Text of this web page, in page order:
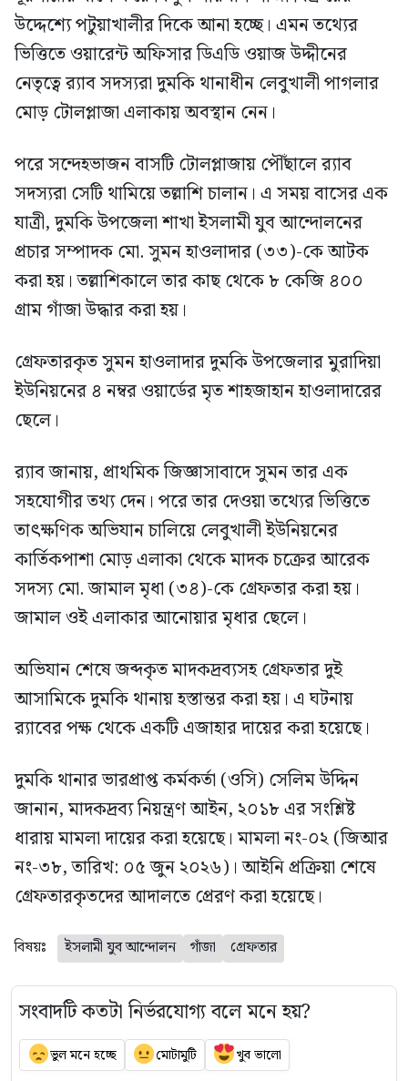
উদ্দেশ্যে পটুয়াখালীর দিকে আনা হচ্ছে। এমন তথ্যের
ভিত্তিতে ওয়ারেন্ট অফিসার ডিএডি ওয়াজ উদ্দীনের
নেতৃত্বে র‍্যাব সদস্যরা দুমকি থানাধীন লেবুখালী পাগলার
মোড় টোলপ্লাজা এলাকায় অবস্থান নেন।
পরে সন্দেহভাজন বাসটি টোলপ্লাজায় পৌঁছালে র‍্যাব
সদস্যরা সেটি থামিয়ে তল্লাশি চালান। এ সময় বাসের এক
যাত্রী, দুমকি উপজেলা শাখা ইসলামী যুব আন্দোলনের
প্রচার সম্পাদক মো. সুমন হাওলাদার (৩৩)-কে আটক
করা হয়। তল্লাশিকালে তার কাছ থেকে ৮ কেজি ৪০০
গ্রাম গাঁজা উদ্ধার করা হয়।
গ্রেফতারকৃত সুমন হাওলাদার দুমকি উপজেলার মুরাদিয়া
ইউনিয়নের ৪ নম্বর ওয়ার্ডের মৃত শাহজাহান হাওলাদারের
ছেলে।
র‍্যাব জানায়, প্রাথমিক জিজ্ঞাসাবাদে সুমন তার এক
সহযোগীর তথ্য দেন। পরে তার দেওয়া তথ্যের ভিত্তিতে
তাৎক্ষণিক অভিযান চালিয়ে লেবুখালী ইউনিয়নের
কার্তিকপাশা মোড় এলাকা থেকে মাদক চক্রের আরেক
সদস্য মো. জামাল মৃধা (৩৪)-কে গ্রেফতার করা হয়।
জামাল ওই এলাকার আনোয়ার মৃধার ছেলে।
অভিযান শেষে জব্দকৃত মাদকদ্রব্যসহ গ্রেফতার দুই
আসামিকে দুমকি থানায় হস্তান্তর করা হয়। এ ঘটনায়
র‍্যাবের পক্ষ থেকে একটি এজাহার দায়ের করা হয়েছে।
দুমকি থানার ভারপ্রাপ্ত কর্মকর্তা (ওসি) সেলিম উদ্দিন
জানান, মাদকদ্রব্য নিয়ন্ত্রণ আইন, ২০১৮ এর সংশ্লিষ্ট
ধারায় মামলা দায়ের করা হয়েছে। মামলা নং-০২ (জিআর
নং-৩৮, তারিখ: ০৫ জুন ২০২৬)। আইনি প্রক্রিয়া শেষে
গ্রেফতারকৃতদের আদালতে প্রেরণ করা হয়েছে।
বিষয়ঃ ইসলামী যুব আন্দোলন গাঁজা গ্রেফতার
সংবাদটি কতটা নির্ভরযোগ্য বলে মনে হয়?
ভুল মনে হচ্ছে মোটামুটি খুব ভালো